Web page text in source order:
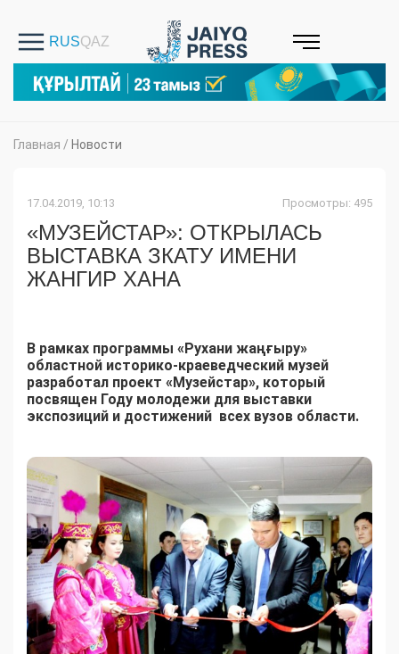
Главная / Новости
17.04.2019, 10:13 Просмотры: 495
«МУЗЕЙСТАР»: ОТКРЫЛАСЬ
ВЫСТАВКА ЗКАТУ ИМЕНИ
ЖАНГИР ХАНА
В рамках программы «Рухани жаңғыру»
областной историко-краеведческий музей
разработал проект «Музейстар», который
посвящен Году молодежи для выставки
экспозиций и достижений всех вузов области.